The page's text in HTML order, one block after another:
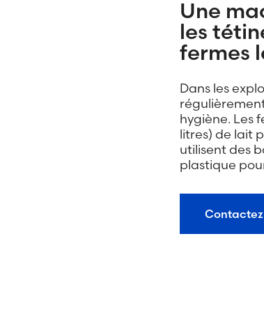
Une
les
fermes
Dans les
hygiène. Les
litres) de lait
utilisent des
plastique